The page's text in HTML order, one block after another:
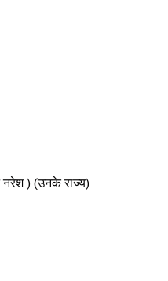
नरेश ) (उनके राज्य)